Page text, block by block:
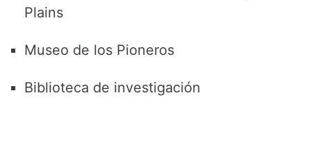
Plains
Museo de los Pioneros
Biblioteca de investigación